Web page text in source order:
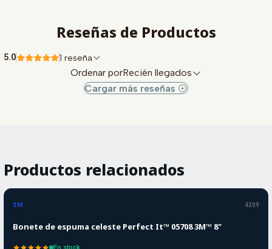
Reseñas de Productos
5.0 1 reseña
Ordenar porRecién llegados
Cargar más reseñas
Productos relacionados
-10%
-10%
3M 4309
Bonete de espuma celeste Perfect It™ 05708 3M™ 8"